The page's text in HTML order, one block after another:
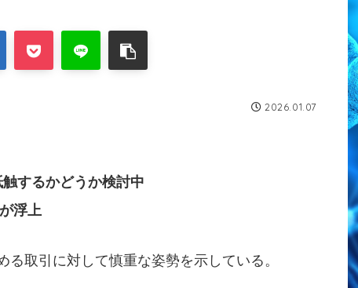
2026.01.07
するかどうか検討中
浮上
取引に対して慎重な姿勢を示している。